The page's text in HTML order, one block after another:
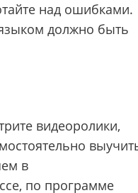
над ошибками.
должно быть
видеоролики,
в
по программе